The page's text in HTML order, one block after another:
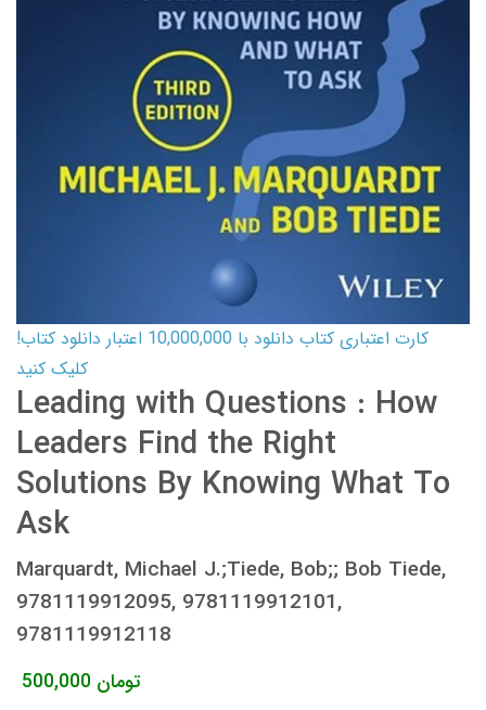
کارت اعتباری کتاب دانلود با 10,000,000 اعتبار دانلود کتاب!
کلیک کنید
Leading with Questions : How
Leaders Find the Right
Solutions By Knowing What To
Ask
Marquardt, Michael J.;Tiede, Bob;; Bob Tiede,
9781119912095, 9781119912101,
9781119912118
500,000 تومان